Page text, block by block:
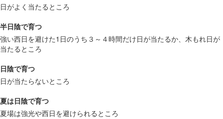
日がよく当たるところ
半日陰で育つ
強い西日を避けた1日のうち３～４時間だけ日が当たるか、木もれ日が
当たるところ
日陰で育つ
日が当たらないところ
夏は日陰で育つ
夏場は強光や西日を避けられるところ